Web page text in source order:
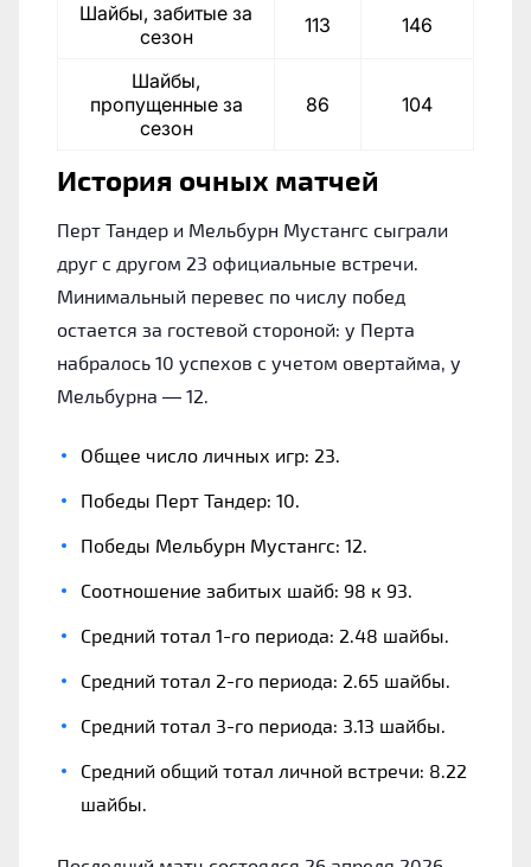
Шайбы, забитые за
сезон
113 146
Шайбы,
пропущенные за
сезон
86 104
История очных матчей
Перт Тандер и Мельбурн Мустангс сыграли
друг с другом 23 официальные встречи.
Минимальный перевес по числу побед
остается за гостевой стороной: у Перта
набралось 10 успехов с учетом овертайма, у
Мельбурна — 12.
Общее число личных игр: 23.
Победы Перт Тандер: 10.
Победы Мельбурн Мустангс: 12.
Соотношение забитых шайб: 98 к 93.
Средний тотал 1-го периода: 2.48 шайбы.
Средний тотал 2-го периода: 2.65 шайбы.
Средний тотал 3-го периода: 3.13 шайбы.
Средний общий тотал личной встречи: 8.22
шайбы.